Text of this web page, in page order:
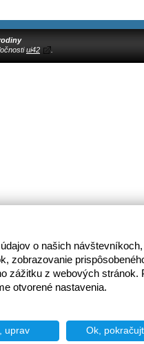
ui42
o našich
zobrazovanie
zážitku z webových stránok.
otvorené nastavenia.
uprav Ok,